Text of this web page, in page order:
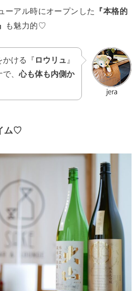
ーアル時にオープンした
『本格的
も魅力的♡
かける『 ロウリュ 』
で、心も体も内側か
ム♡